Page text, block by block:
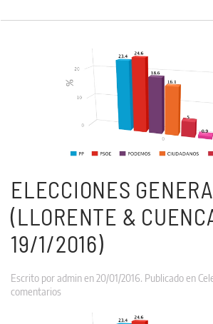
ELECCIONES
(LLORENTE &
19/1/2016)
Escrito poradminen20/01/2016. Publicado en
comentariosen